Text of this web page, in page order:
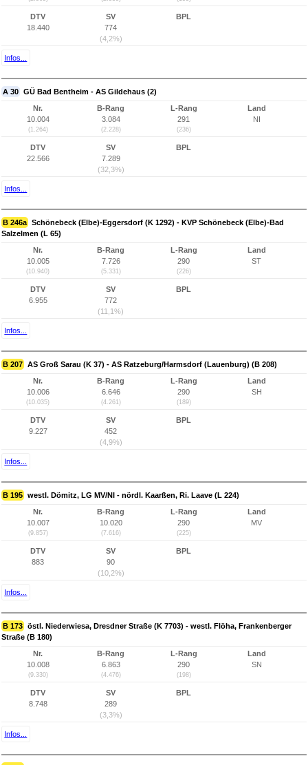
DTV
18.440
SV
774
(4,2%)
BPL
Infos...
A 30 GÜ Bad Bentheim - AS Gildehaus (2)
Nr.
10.004
(1.264)
B-Rang
3.084
(2.228)
L-Rang
291
(236)
Land
NI
DTV
22.566
SV
7.289
(32,3%)
BPL
Infos...
B 246a Schönebeck (Elbe)-Eggersdorf (K 1292) - KVP Schönebeck (Elbe)-Bad
Salzelmen (L 65)
Nr.
10.005
(10.940)
B-Rang
7.726
(5.331)
L-Rang
290
(226)
Land
ST
DTV
6.955
SV
772
(11,1%)
BPL
Infos...
B 207 AS Groß Sarau (K 37) - AS Ratzeburg/Harmsdorf (Lauenburg) (B 208)
Nr.
10.006
(10.035)
B-Rang
6.646
(4.261)
L-Rang
290
(189)
Land
SH
DTV
9.227
SV
452
(4,9%)
BPL
Infos...
B 195 westl. Dömitz, LG MV/NI - nördl. Kaarßen, Ri. Laave (L 224)
Nr.
10.007
(9.857)
B-Rang
10.020
(7.616)
L-Rang
290
(225)
Land
MV
DTV
883
SV
90
(10,2%)
BPL
Infos...
B 173 östl. Niederwiesa, Dresdner Straße (K 7703) - westl. Flöha, Frankenberger
Straße (B 180)
Nr.
10.008
(9.330)
B-Rang
6.863
(4.476)
L-Rang
290
(198)
Land
SN
DTV
8.748
SV
289
(3,3%)
BPL
Infos...